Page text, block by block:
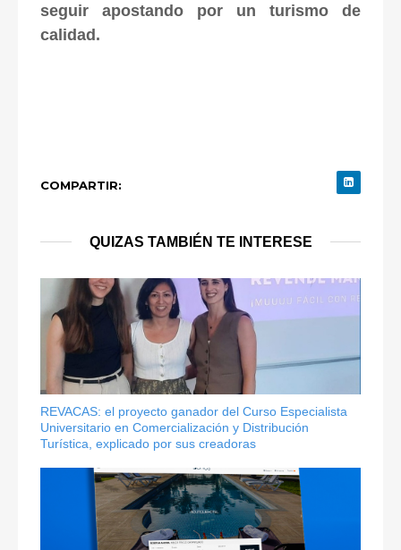
seguir apostando por un turismo de
calidad.
COMPARTIR:
QUIZAS TAMBIÉN TE INTERESE
REVACAS: el proyecto ganador del Curso Especialista
Universitario en Comercialización y Distribución
Turística, explicado por sus creadoras